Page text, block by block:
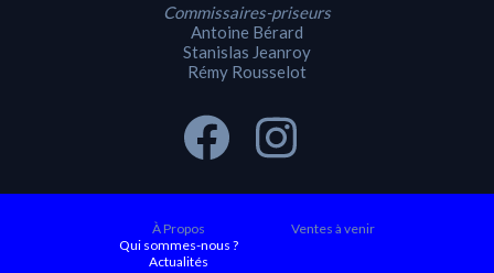
Commissaires-priseurs
Antoine Bérard
Stanislas Jeanroy
Rémy Rousselot
À Propos
Qui sommes-nous ?
Actualités
Ventes à venir